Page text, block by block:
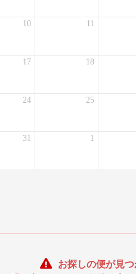
10 11
17 18
24 25
31 1
お探しの便が見つ